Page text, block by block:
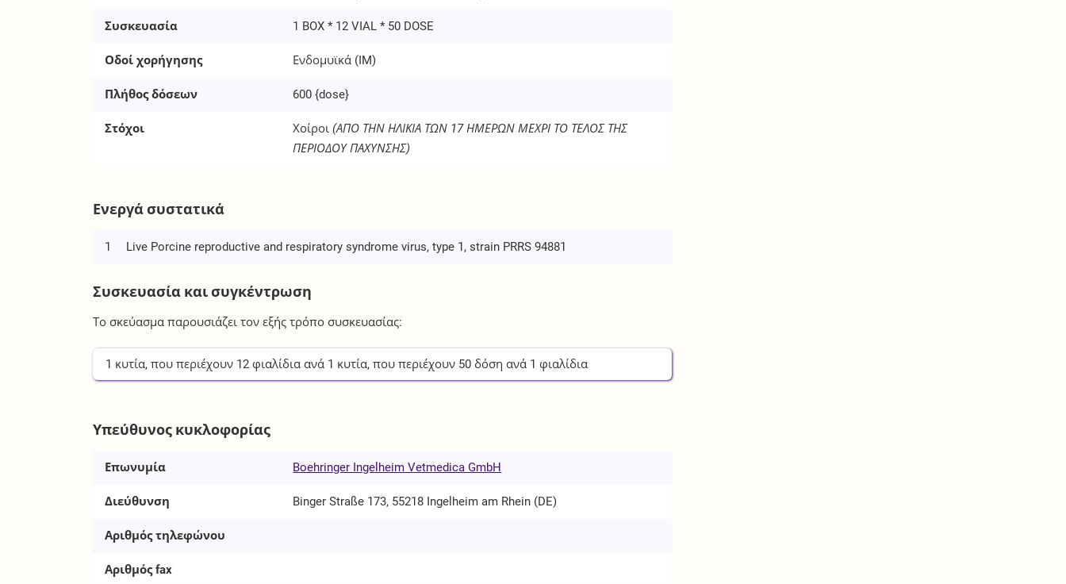
Συσκευασία 1 BOX * 12 VIAL * 50 DOSE
Οδοί χορήγησης Ενδομυϊκά (IM)
Πλήθος δόσεων 600{dose}
Στόχοι Χοίροι (ΑΠΟ ΤΗΝ ΗΛΙΚΙΑ ΤΩΝ 17 ΗΜΕΡΩΝ ΜΕΧΡΙ ΤΟ ΤΕΛΟΣ ΤΗΣ
ΠΕΡΙΟΔΟΥ ΠΑΧΥΝΣΗΣ)
Ενεργά συστατικά
1 Live Porcine reproductive and respiratory syndrome virus, type 1, strain PRRS 94881
Συσκευασία και συγκέντρωση
Το σκεύασμα παρουσιάζει τον εξής τρόπο συσκευασίας:
1 κυτία, που περιέχουν 12 φιαλίδια ανά 1 κυτία, που περιέχουν 50 δόση ανά 1 φιαλίδια
Υπεύθυνος κυκλοφορίας
Επωνυμία Boehringer Ingelheim Vetmedica GmbH
Διεύθυνση Binger Straße 173, 55218 Ingelheim am Rhein (DE)
Αριθμός τηλεφώνου
Αριθμός fax